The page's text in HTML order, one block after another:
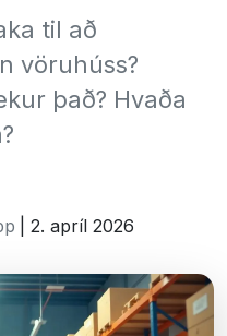
til að
vöruhúss?
það? Hvaða
| 2. apríl 2026